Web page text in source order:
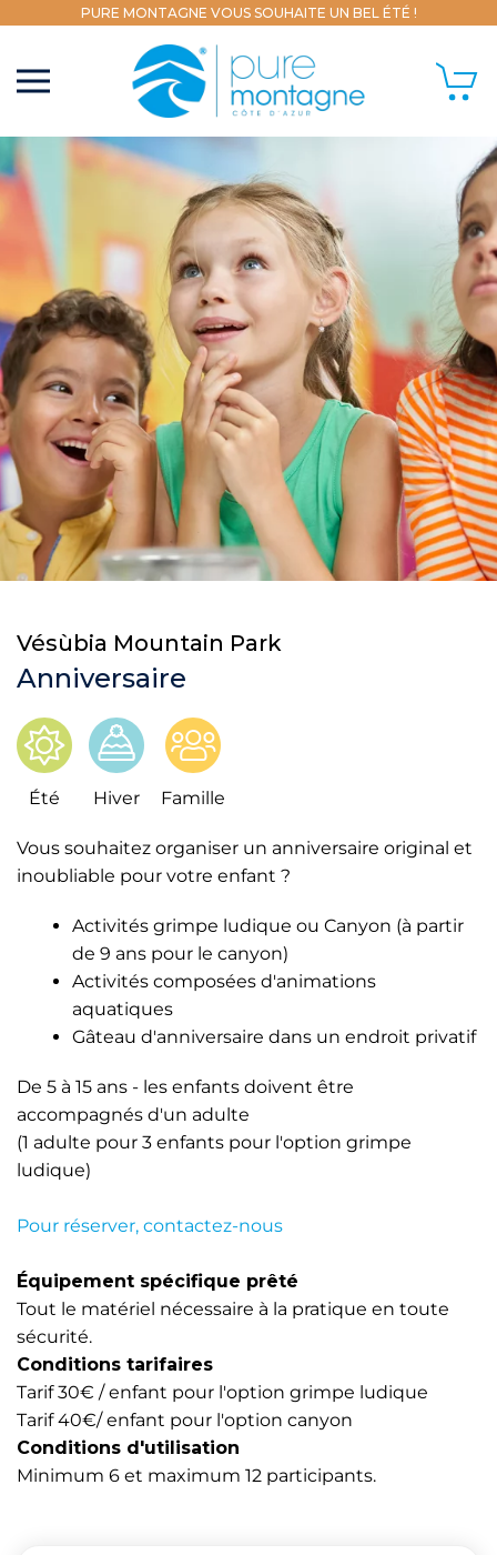
PURE MONTAGNE VOUS SOUHAITE UN BEL ÉTÉ !
Vésùbia Mountain Park
Anniversaire
Été Hiver Famille
Vous souhaitez organiser un anniversaire original et
inoubliable pour votre enfant ?
Activités grimpe ludique ou Canyon (à partir
de 9 ans pour le canyon)
Activités composées d'animations
aquatiques
Gâteau d'anniversaire dans un endroit privatif
De 5 à 15 ans - les enfants doivent être
accompagnés d'un adulte
(1 adulte pour 3 enfants pour l'option grimpe
ludique)
Pour réserver, contactez-nous
Équipement spécifique prêté
Tout le matériel nécessaire à la pratique en toute
sécurité.
Conditions tarifaires
Tarif 30€ / enfant pour l'option grimpe ludique
Tarif 40€/ enfant pour l'option canyon
Conditions d'utilisation
Minimum 6 et maximum 12 participants.